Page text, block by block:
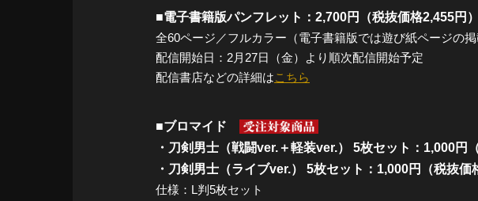
■電子書籍版パンフレット：2,700円（税抜価格2,455円）
全60ページ／フルカラー（電子書籍版では遊び紙ページの掲
配信開始日：2月27日（金）より順次配信開始予定
配信書店などの詳細はこちら
■ブロマイド
・刀剣男士（戦闘ver.＋軽装ver.） 5枚セット：1,000円
・刀剣男士（ライブver.） 5枚セット：1,000円（税抜価
仕様：L判5枚セット